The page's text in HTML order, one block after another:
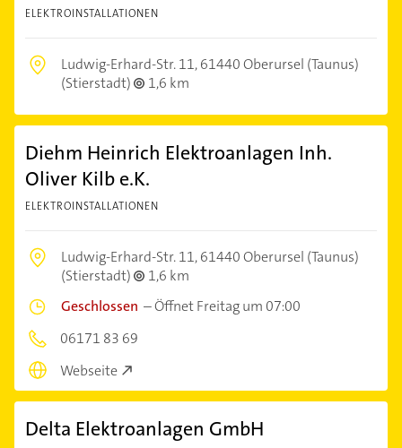
ELEKTROINSTALLATIONEN
Ludwig-Erhard-Str. 11,61440 Oberursel (Taunus)
(Stierstadt)
1,6 km
Diehm Heinrich Elektroanlagen Inh.
Oliver Kilb e.K.
ELEKTROINSTALLATIONEN
Ludwig-Erhard-Str. 11,61440 Oberursel (Taunus)
(Stierstadt)
1,6 km
Geschlossen –Öffnet Freitag um 07:00
06171 83 69
Webseite
Delta Elektroanlagen GmbH